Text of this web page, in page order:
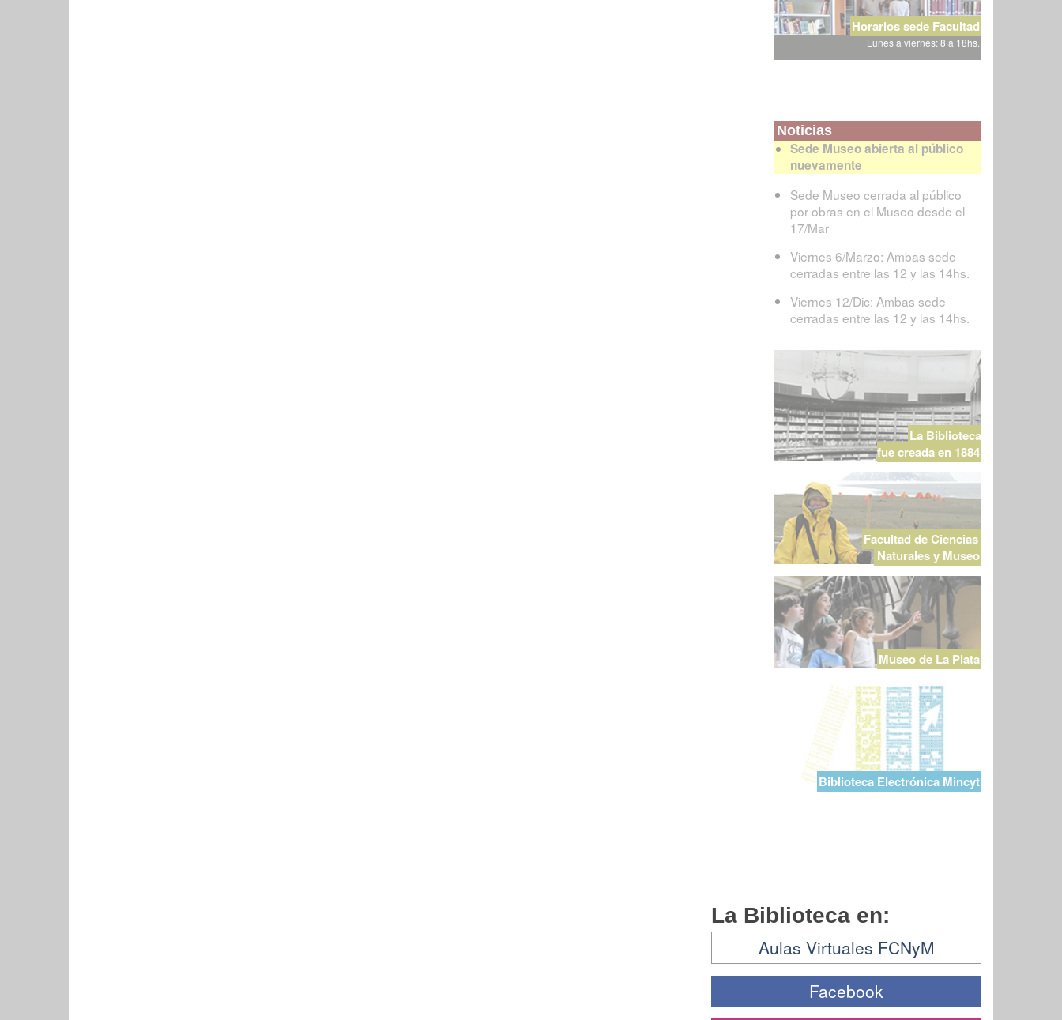
Horarios sede Facultad
Lunes a viernes: 8 a 18hs.
Noticias
Sede Museo abierta al público
nuevamente
Sede Museo cerrada al público
por obras en el Museo desde el
17/Mar
Viernes 6/Marzo: Ambas sede
cerradas entre las 12 y las 14hs.
Viernes 12/Dic: Ambas sede
cerradas entre las 12 y las 14hs.
La Biblioteca
fue creada en 1884
Facultad de Ciencias
Naturales y Museo
Museo de La Plata
Biblioteca Electrónica Mincyt
La Biblioteca en:
Aulas Virtuales FCNyM
Facebook